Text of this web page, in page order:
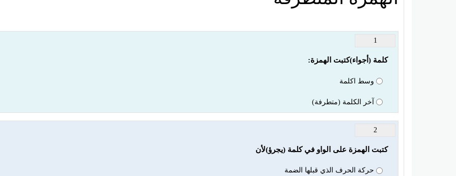
1
كلمة (أجواء)كتبت الهمزة:
وسط اكلمة
آخر الكلمة (متطرفة)
2
كتبت الهمزة على الواو في كلمة (يجرؤ)لأن
حركة الحرف الذي قبلها الضمة